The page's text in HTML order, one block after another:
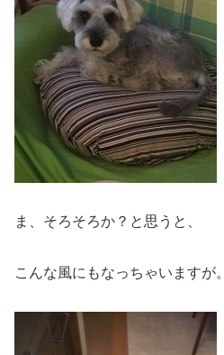
ま、そろそろか？と思うと、
こんな風にもなっちゃいますが。